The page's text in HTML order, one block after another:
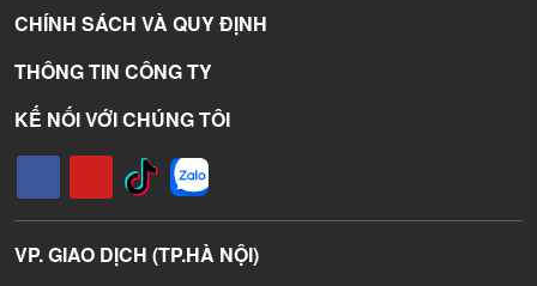
CHÍNH SÁCH VÀ QUY ĐỊNH
THÔNG TIN CÔNG TY
KẾ NỐI VỚI CHÚNG TÔI
VP. GIAO DỊCH (TP.HÀ NỘI)